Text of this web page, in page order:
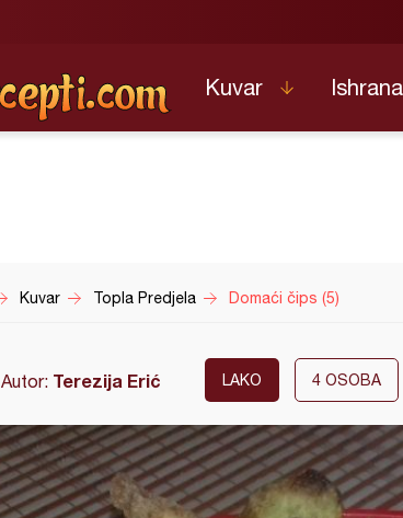
Kuvar Ishrana
Kuvar Topla Predjela Domaći čips (5)
Autor: Terezija Erić LAKO 4 OSOBA